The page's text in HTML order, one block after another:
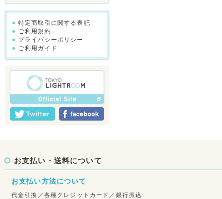
特定商取引に関する表記
ご利用規約
プライバシーポリシー
ご利用ガイド
お支払い・送料について
お支払い方法について
代金引換／各種クレジットカード／銀行振込